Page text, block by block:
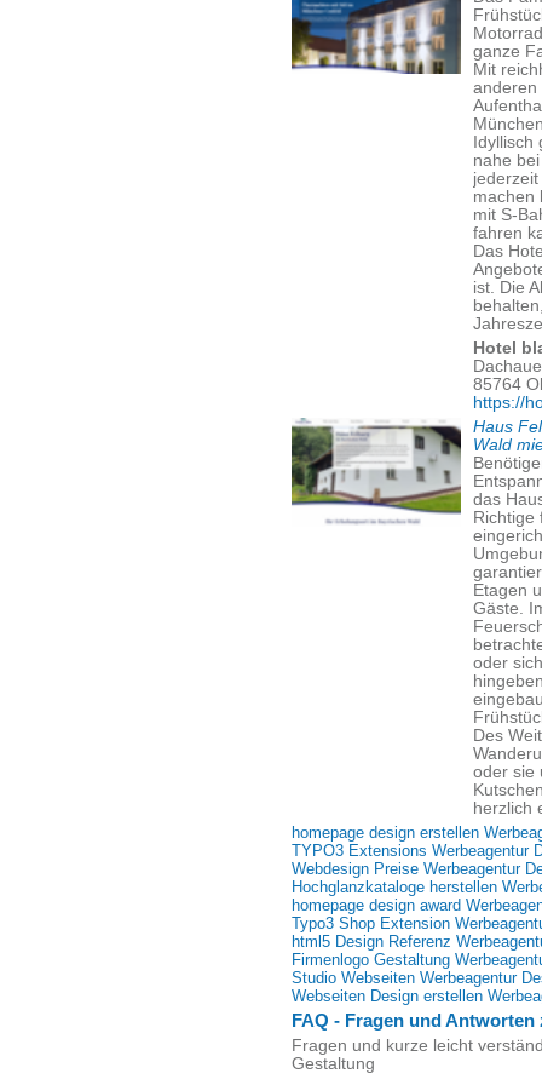
ganze
Mit
anderen
nahe
machen
mit S-
fahren
Das
ist. Die
Hotel
85764
https://
Haus
Wald
das
Richtige
Etagen
Gäste.
oder
Des
oder sie
herzlich
homepage design erstellen
TYPO3 Extensions Werbeagentur
Webdesign Preise Werbeagentur
Hochglanzkataloge herstellen
homepage design award
Typo3 Shop Extension
html5 Design Referenz
Firmenlogo Gestaltung
Studio Webseiten Werbeagentur
Webseiten Design erstellen
FAQ - Fragen und
Fragen und kurze leicht
Gestaltung